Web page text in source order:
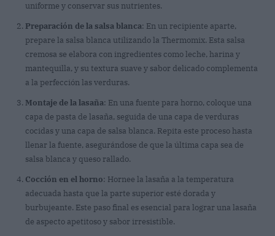
uniforme y conservar sus nutrientes.
Preparación de la salsa blanca: En un recipiente aparte,
prepare la salsa blanca utilizando la Thermomix. Esta salsa
cremosa se elabora con ingredientes como leche, harina y
mantequilla, y su textura suave y sabor delicado complementa
a la perfección las verduras.
Montaje de la lasaña: En una fuente para horno, coloque una
capa de pasta de lasaña, seguida de una capa de verduras
cocidas y una capa de salsa blanca. Repita este proceso hasta
llenar la fuente, asegurándose de que la última capa sea de
salsa blanca y queso rallado.
Cocción en el horno: Hornee la lasaña a la temperatura
adecuada hasta que la parte superior esté dorada y
burbujeante. Este paso final es esencial para lograr una lasaña
de aspecto apetitoso y sabor irresistible.